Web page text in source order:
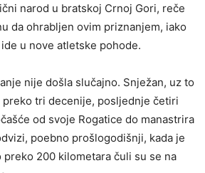
narod u bratskoj Crnoj Gori, reče
da ohrabljen ovim priznanjem, iako
u nove atletske pohode.
nije došla slučajno. Snježan, uz to
preko tri decenije, posljednje četiri
od svoje Rogatice do manastrira
poebno prošlogodišnji, kada je
preko 200 kilometara čuli su se na